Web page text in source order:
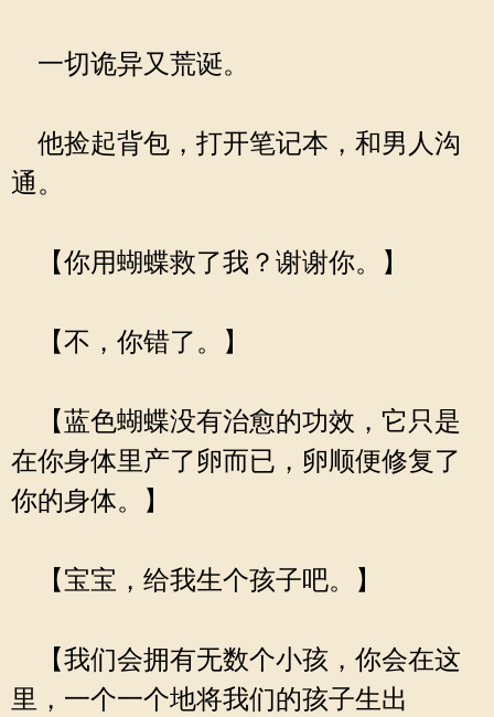
一切诡异又荒诞。
他捡起背包，打开笔记本，和男人沟
通。
【你用蝴蝶救了我？谢谢你。】
【不，你错了。】
【蓝色蝴蝶没有治愈的功效，它只是
在你身体里产了卵而已，卵顺便修复了
你的身体。】
【宝宝，给我生个孩子吧。】
【我们会拥有无数个小孩，你会在这
里，一个一个地将我们的孩子生出